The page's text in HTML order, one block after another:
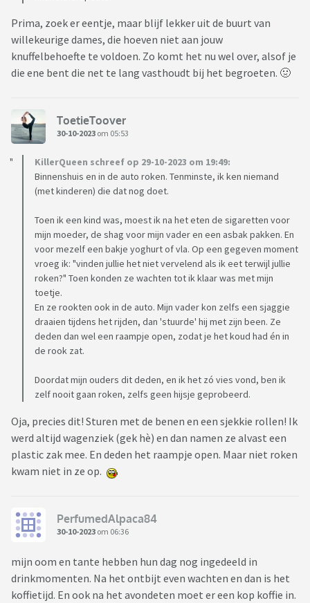
Prima, zoek er eentje, maar blijf lekker uit de buurt van
willekeurige dames, die hoeven niet aan jouw
knuffelbehoefte te voldoen. Zo komt het nu wel over, alsof je
die ene bent die net te lang vasthoudt bij het begroeten. 🤢
ToetieToover
30-10-2023 om 05:53
KillerQueen schreef op 29-10-2023 om 19:49:
Binnenshuis en in de auto roken. Tenminste, ik ken niemand
(met kinderen) die dat nog doet.
Toen ik een kind was, moest ik na het eten de sigaretten voor
mijn moeder, de shag voor mijn vader en een asbak pakken. En
voor mezelf een bakje yoghurt of vla. Op een gegeven moment
vroeg ik: "vinden jullie het niet vervelend als ik eet terwijl jullie
roken?" Toen konden ze wachten tot ik klaar was met mijn
toetje.
En ze rookten ook in de auto. Mijn vader kon zelfs een sjaggie
draaien tijdens het rijden, dan 'stuurde' hij met zijn been. Ze
deden dan wel een raampje open, zodat je het koud had én in
de rook zat.
Doordat mijn ouders dit deden, en ik het zó vies vond, ben ik
zelf nooit gaan roken, zelfs geen hijsje geprobeerd.
Oja, precies dit! Sturen met de benen en een sjekkie rollen! Ik
werd altijd wagenziek (gek hè) en dan namen ze alvast een
plastic zak mee. En deden het raampje open. Maar niet roken
kwam niet in ze op.
PerfumedAlpaca84
30-10-2023 om 06:36
mijn oom en tante hebben hun dag nog ingedeeld in
drinkmomenten. Na het ontbijt even wachten en dan is het
koffietijd. En ook na het avondeten moet er een kop koffie in.